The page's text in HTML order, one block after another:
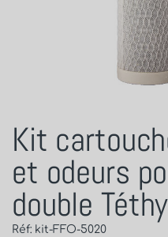
Kit
et odeurs
double
Réf: kit-FFO-5020